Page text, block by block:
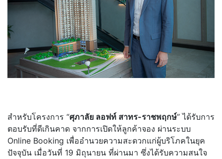
สำหรับโครงการ “ศุภาลัย ลอฟท์ สาทร-ราชพฤกษ์” ได้รับการ
ตอบรับที่ดีเกินคาด จากการเปิดให้ลูกค้าจอง ผ่านระบบ
Online Booking เพื่ออำนวยความสะดวกแก่ผู้บริโภคในยุค
ปัจจุบัน เมื่อวันที่ 19 มิถุนายน ที่ผ่านมา ซึ่งได้รับความสนใจ